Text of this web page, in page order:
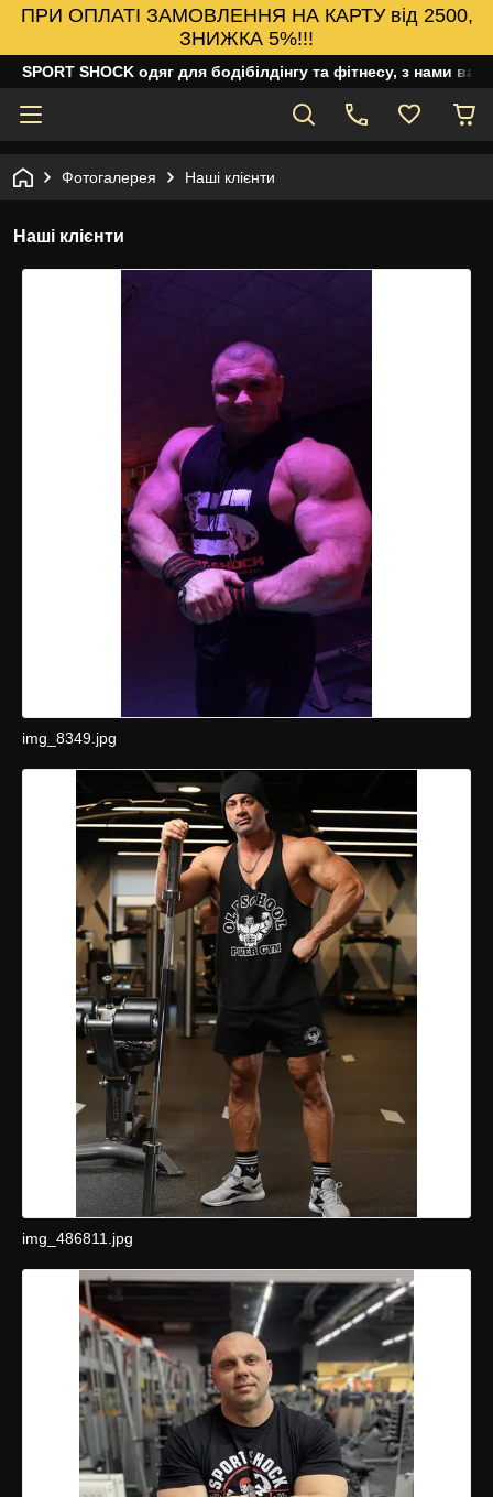
ПРИ ОПЛАТІ ЗАМОВЛЕННЯ НА КАРТУ від 2500,
ЗНИЖКА 5%!!!
SPORT SHOCK одяг для бодібілдінгу та фітнесу, з нами
Фотогалерея Наші клієнти
Наші клієнти
img_8349.jpg
img_486811.jpg